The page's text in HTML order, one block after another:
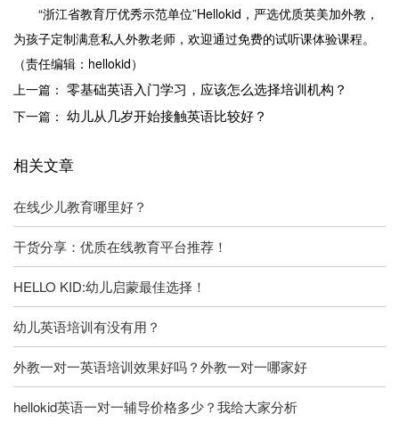
“浙江省教育厅优秀示范单位”Hellokid，严选优质英美加外教，
为孩子定制满意私人外教老师，欢迎通过免费的试听课体验课程。
（责任编辑：hellokid）
上一篇： 零基础英语入门学习，应该怎么选择培训机构？
下一篇： 幼儿从几岁开始接触英语比较好？
相关文章
在线少儿教育哪里好？
干货分享：优质在线教育平台推荐！
HELLO KID:幼儿启蒙最佳选择！
幼儿英语培训有没有用？
外教一对一英语培训效果好吗？外教一对一哪家好
hellokid英语一对一辅导价格多少？我给大家分析